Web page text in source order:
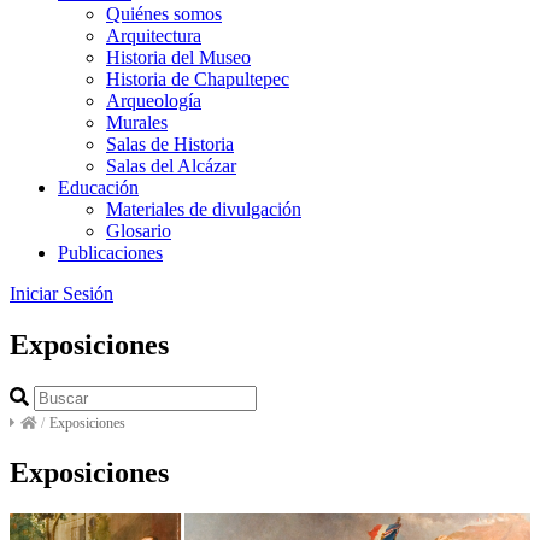
Quiénes somos
Arquitectura
Historia del Museo
Historia de Chapultepec
Arqueología
Murales
Salas de Historia
Salas del Alcázar
Educación
Materiales de divulgación
Glosario
Publicaciones
Iniciar Sesión
Exposiciones
/ Exposiciones
Exposiciones